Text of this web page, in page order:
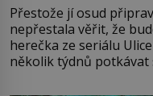
Přestože jí osud
nepřestala věřit, že bude
herečka ze seriálu
několik týdnů potkávat